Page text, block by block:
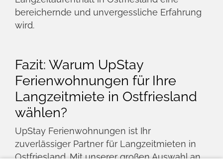
Langzeitmieter in Ostfriesland genießen eine
hohe Lebensqualität mit Zugang zu
freundlichen Gemeinschaft. Die Region ist
bekannt für ihre Rad- und Wanderwege, die
malerischen Küstenlandschaften und die
reiche Geschichte. Egal, ob Sie sich für
Outdoor-Aktivitäten, Kunst und Kultur oder
einfach nur für entspannte Tage am Meer
interessieren, Ostfriesland hat für jeden
etwas zu bieten.